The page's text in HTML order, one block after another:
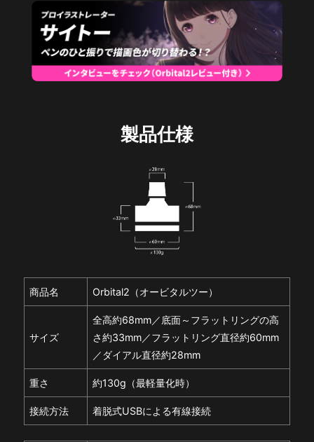
製品仕様
商品名 Orbital2（オービタルツー）
サイズ
全高約68mm／底面～フラットリングの高
さ約33mm／フラットリング直径約60mm
／ダイアル直径約28mm
重さ 約130g（最軽量化時）
接続方法 着脱式USBによる有線接続